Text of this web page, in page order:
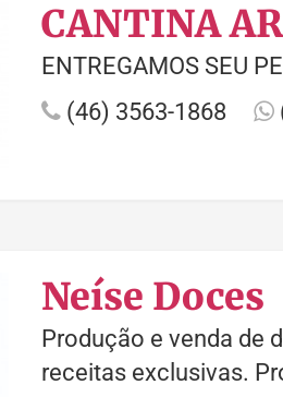
CANTINA
ENTREGAMOS SEU
(46) 3563-1868
Neíse Doces
Produção e venda de
receitas exclusivas.